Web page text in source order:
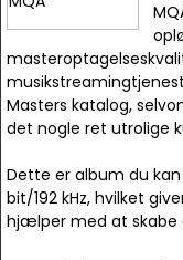
Masters katalog,
det nogle ret utrolige
Dette er album du
bit/192 kHz, hvilket
hjælper med at skabe